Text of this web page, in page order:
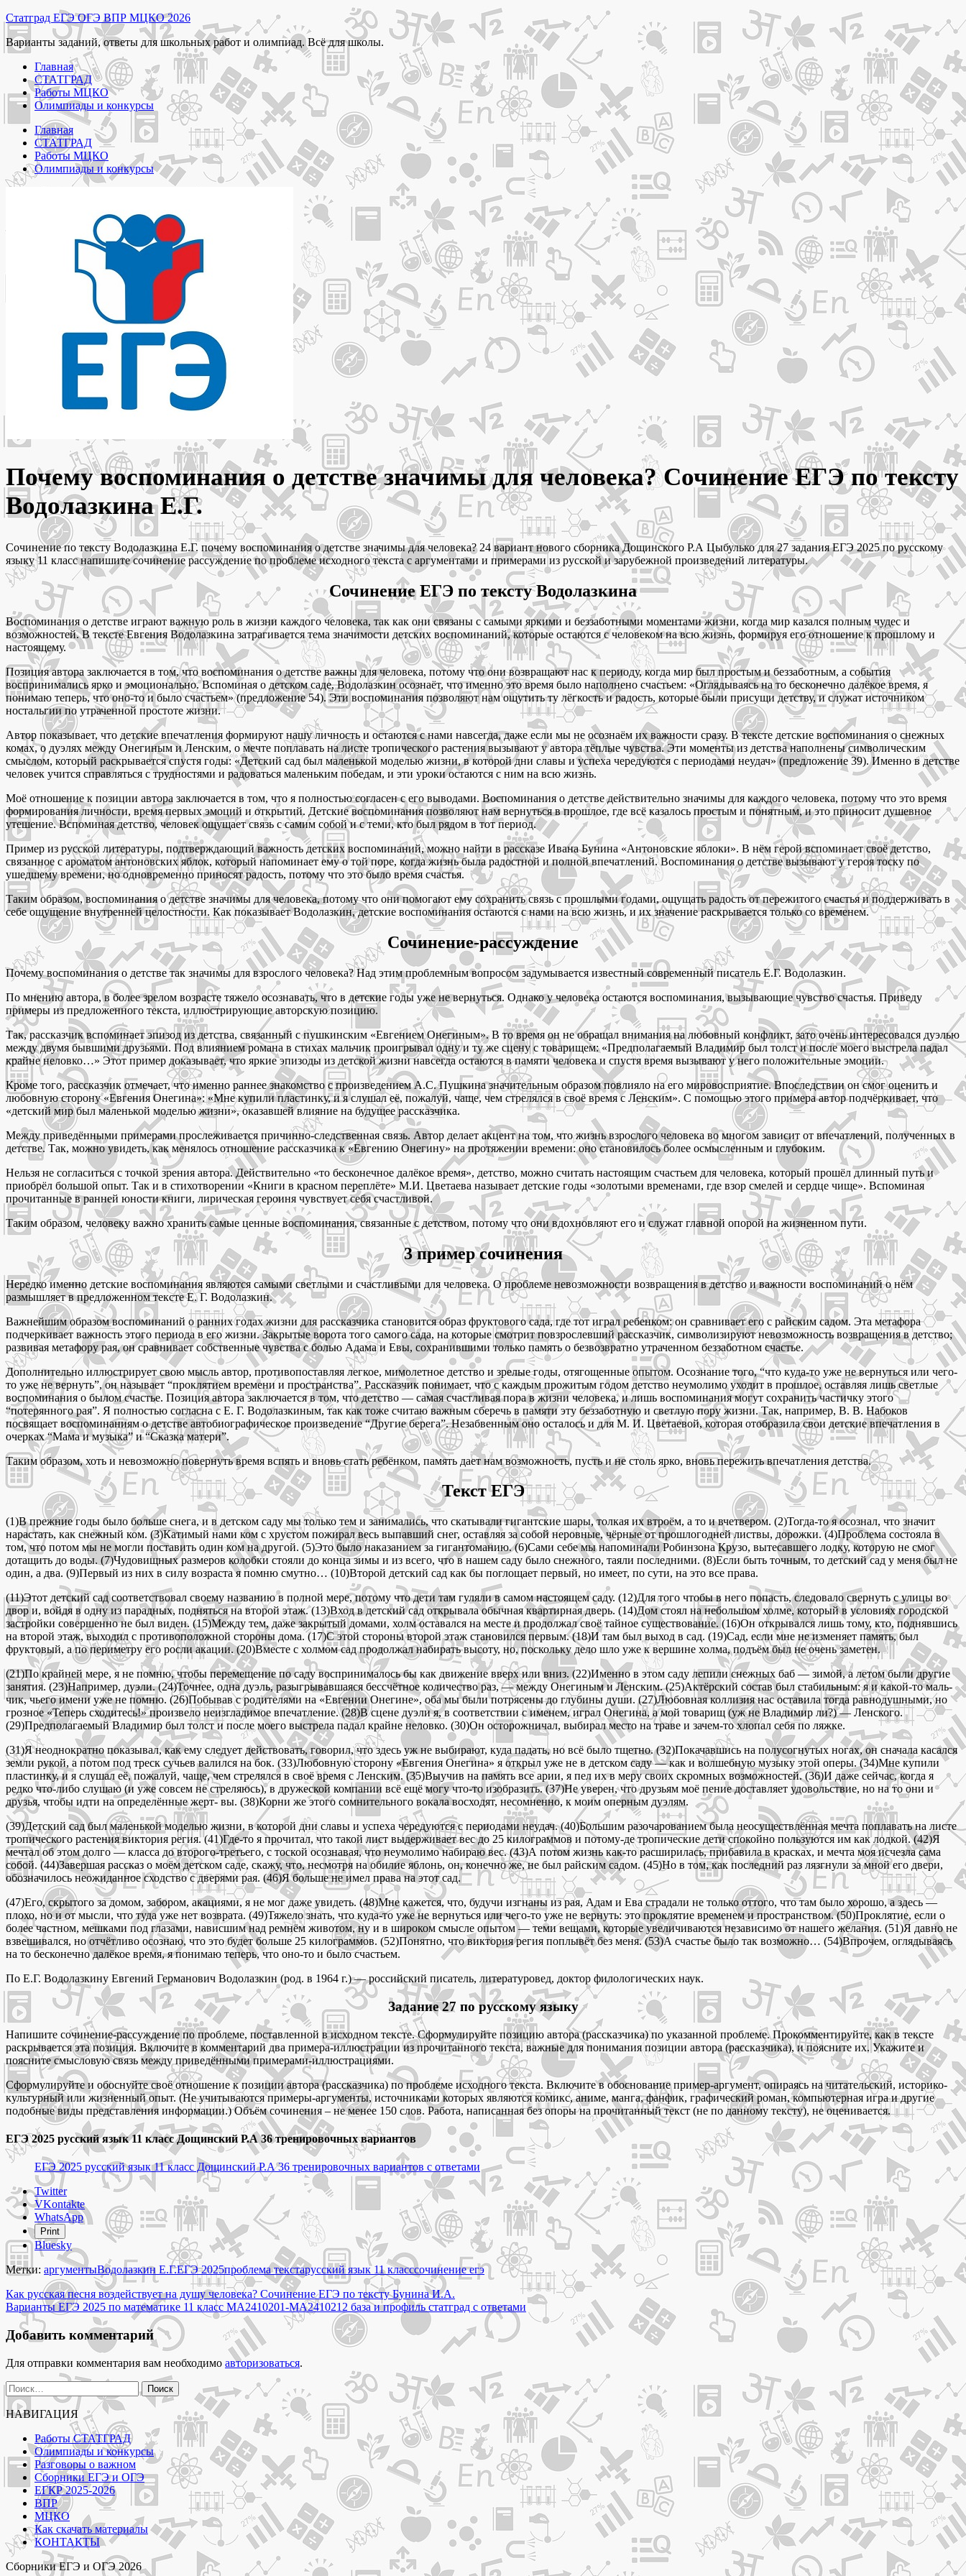
Перейти
к
содержимому
Статград ЕГЭ ОГЭ ВПР МЦКО 2026
Варианты заданий, ответы для школьных работ и олимпиад. Всё для школы.
Главная
СТАТГРАД
Работы МЦКО
Олимпиады и конкурсы
Главная
СТАТГРАД
Работы МЦКО
Олимпиады и конкурсы
Почему воспоминания о детстве значимы для человека? Сочинение ЕГЭ по тексту
Водолазкина Е.Г.
Сочинение по тексту Водолазкина Е.Г. почему воспоминания о детстве значимы для человека? 24 вариант нового сборника Дощинского Р.А Цыбулько для 27 задания ЕГЭ 2025 по русскому
языку 11 класс напишите сочинение рассуждение по проблеме исходного текста с аргументами и примерами из русской и зарубежной произведений литературы.
Сочинение ЕГЭ по тексту Водолазкина
Воспоминания о детстве играют важную роль в жизни каждого человека, так как они связаны с самыми яркими и беззаботными моментами жизни, когда мир казался полным чудес и
возможностей. В тексте Евгения Водолазкина затрагивается тема значимости детских воспоминаний, которые остаются с человеком на всю жизнь, формируя его отношение к прошлому и
настоящему.
Позиция автора заключается в том, что воспоминания о детстве важны для человека, потому что они возвращают нас к периоду, когда мир был простым и беззаботным, а события
воспринимались ярко и эмоционально. Вспоминая о детском саде, Водолазкин осознаёт, что именно это время было наполнено счастьем: «Оглядываясь на то бесконечно далёкое время, я
понимаю теперь, что оно-то и было счастьем» (предложение 54). Эти воспоминания позволяют нам ощутить ту лёгкость и радость, которые были присущи детству, и служат источником
ностальгии по утраченной простоте жизни.
Автор показывает, что детские впечатления формируют нашу личность и остаются с нами навсегда, даже если мы не осознаём их важности сразу. В тексте детские воспоминания о снежных
комах, о дуэлях между Онегиным и Ленским, о мечте поплавать на листе тропического растения вызывают у автора тёплые чувства. Эти моменты из детства наполнены символическим
смыслом, который раскрывается спустя годы: «Детский сад был маленькой моделью жизни, в которой дни славы и успеха чередуются с периодами неудач» (предложение 39). Именно в детстве
человек учится справляться с трудностями и радоваться маленьким победам, и эти уроки остаются с ним на всю жизнь.
Моё отношение к позиции автора заключается в том, что я полностью согласен с его выводами. Воспоминания о детстве действительно значимы для каждого человека, потому что это время
формирования личности, время первых эмоций и открытий. Детские воспоминания позволяют нам вернуться в прошлое, где всё казалось простым и понятным, и это приносит душевное
утешение. Вспоминая детство, человек ощущает связь с самим собой и с теми, кто был рядом в тот период.
Пример из русской литературы, подтверждающий важность детских воспоминаний, можно найти в рассказе Ивана Бунина «Антоновские яблоки». В нём герой вспоминает своё детство,
связанное с ароматом антоновских яблок, который напоминает ему о той поре, когда жизнь была радостной и полной впечатлений. Воспоминания о детстве вызывают у героя тоску по
ушедшему времени, но одновременно приносят радость, потому что это было время счастья.
Таким образом, воспоминания о детстве значимы для человека, потому что они помогают ему сохранить связь с прошлыми годами, ощущать радость от пережитого счастья и поддерживать в
себе ощущение внутренней целостности. Как показывает Водолазкин, детские воспоминания остаются с нами на всю жизнь, и их значение раскрывается только со временем.
Сочинение-рассуждение
Почему воспоминания о детстве так значимы для взрослого человека? Над этим проблемным вопросом задумывается известный современный писатель Е.Г. Водолазкин.
По мнению автора, в более зрелом возрасте тяжело осознавать, что в детские годы уже не вернуться. Однако у человека остаются воспоминания, вызывающие чувство счастья. Приведу
примеры из предложенного текста, иллюстрирующие авторскую позицию.
Так, рассказчик вспоминает эпизод из детства, связанный с пушкинским «Евгением Онегиным». В то время он не обращал внимания на любовный конфликт, зато очень интересовался дуэлью
между двумя бывшими друзьями. Под влиянием романа в стихах мальчик проигрывал одну и ту же сцену с товарищем: «Предполагаемый Владимир был толст и после моего выстрела падал
крайне неловко…» Этот пример доказывает, что яркие эпизоды из детской жизни навсегда остаются в памяти человека и спустя время вызывают у него положительные эмоции.
Кроме того, рассказчик отмечает, что именно раннее знакомство с произведением А.С. Пушкина значительным образом повлияло на его мировосприятие. Впоследствии он смог оценить и
любовную сторону «Евгения Онегина»: «Мне купили пластинку, и я слушал её, пожалуй, чаще, чем стрелялся в своё время с Ленским». С помощью этого примера автор подчёркивает, что
«детский мир был маленькой моделью жизни», оказавшей влияние на будущее рассказчика.
Между приведёнными примерами прослеживается причинно-следственная связь. Автор делает акцент на том, что жизнь взрослого человека во многом зависит от впечатлений, полученных в
детстве. Так, можно увидеть, как менялось отношение рассказчика к «Евгению Онегину» на протяжении времени: оно становилось более осмысленным и глубоким.
Нельзя не согласиться с точкой зрения автора. Действительно «то бесконечное далёкое время», детство, можно считать настоящим счастьем для человека, который прошёл длинный путь и
приобрёл большой опыт. Так и в стихотворении «Книги в красном переплёте» М.И. Цветаева называет детские годы «золотыми временами, где взор смелей и сердце чище». Вспоминая
прочитанные в ранней юности книги, лирическая героиня чувствует себя счастливой.
Таким образом, человеку важно хранить самые ценные воспоминания, связанные с детством, потому что они вдохновляют его и служат главной опорой на жизненном пути.
3 пример сочинения
Нередко именно детские воспоминания являются самыми светлыми и счастливыми для человека. О проблеме невозможности возвращения в детство и важности воспоминаний о нём
размышляет в предложенном тексте Е. Г. Водолазкин.
Важнейшим образом воспоминаний о ранних годах жизни для рассказчика становится образ фруктового сада, где тот играл ребенком: он сравнивает его с райским садом. Эта метафора
подчеркивает важность этого периода в его жизни. Закрытые ворота того самого сада, на которые смотрит повзрослевший рассказчик, символизируют невозможность возвращения в детство;
развивая метафору рая, он сравнивает собственные чувства с болью Адама и Евы, сохранившими только память о безвозвратно утраченном беззаботном счастье.
Дополнительно иллюстрирует свою мысль автор, противопоставляя легкое, мимолетное детство и зрелые годы, отягощенные опытом. Осознание того, “что куда-то уже не вернуться или чего-
то уже не вернуть”, он называет “проклятием времени и пространства”. Рассказчик понимает, что с каждым прожитым годом детство неумолимо уходит в прошлое, оставляя лишь светлые
воспоминания о былом счастье. Позиция автора заключается в том, что детство — самая счастливая пора в жизни человека, и лишь воспоминания могут сохранить частичку этого
“потерянного рая”. Я полностью согласна с Е. Г. Водолазкиным, так как тоже считаю важным сберечь в памяти эту беззаботную и светлую пору жизни. Так, например, В. В. Набоков
посвящает воспоминаниям о детстве автобиографическое произведение “Другие берега”. Незабвенным оно осталось и для М. И. Цветаевой, которая отобразила свои детские впечатления в
очерках “Мама и музыка” и “Сказка матери”.
Таким образом, хоть и невозможно повернуть время вспять и вновь стать ребёнком, память дает нам возможность, пусть и не столь ярко, вновь пережить впечатления детства.
Текст ЕГЭ
(1)В прежние годы было больше снега, и в детском саду мы только тем и занимались, что скатывали гигантские шары, толкая их втроём, а то и вчетвером. (2)Тогда-то я осознал, что значит
нарастать, как снежный ком. (3)Катимый нами ком с хрустом пожирал весь выпавший снег, оставляя за собой неровные, чёрные от прошлогодней листвы, дорожки. (4)Проблема состояла в
том, что потом мы не могли поставить один ком на другой. (5)Это было наказанием за гигантоманию. (6)Сами себе мы напоминали Робинзона Крузо, вытесавшего лодку, которую не смог
дотащить до воды. (7)Чудовищных размеров колобки стояли до конца зимы и из всего, что в нашем саду было снежного, таяли последними. (8)Если быть точным, то детский сад у меня был не
один, а два. (9)Первый из них в силу возраста я помню смутно… (10)Второй детский сад как бы поглощает первый, но имеет, по сути, на это все права.
(11)Этот детский сад соответствовал своему названию в полной мере, потому что дети там гуляли в самом настоящем саду. (12)Для того чтобы в него попасть, следовало свернуть с улицы во
двор и, войдя в одну из парадных, подняться на второй этаж. (13)Вход в детский сад открывала обычная квартирная дверь. (14)Дом стоял на небольшом холме, который в условиях городской
застройки совершенно не был виден. (15)Между тем, даже закрытый домами, холм оставался на месте и продолжал своё тайное существование. (16)Он открывался лишь тому, кто, поднявшись
на второй этаж, выходил с противоположной стороны дома. (17)С этой стороны второй этаж становился первым. (18)И там был выход в сад. (19)Сад, если мне не изменяет память, был
фруктовый, а по периметру его росли акации. (20)Вместе с холмом сад продолжал набирать высоту, но, поскольку дело шло уже к вершине холма, подъём был не очень заметен.
(21)По крайней мере, я не помню, чтобы перемещение по саду воспринималось бы как движение вверх или вниз. (22)Именно в этом саду лепили снежных баб — зимой, а летом были другие
занятия. (23)Например, дуэли. (24)Точнее, одна дуэль, разыгрывавшаяся бессчётное количество раз, — между Онегиным и Ленским. (25)Актёрский состав был стабильным: я и какой-то маль-
чик, чьего имени уже не помню. (26)Побывав с родителями на «Евгении Онегине», оба мы были потрясены до глубины души. (27)Любовная коллизия нас оставила тогда равнодушными, но
грозное «Теперь сходитесь!» произвело неизгладимое впечатление. (28)В сцене дуэли я, в соответствии с именем, играл Онегина, а мой товарищ (уж не Владимир ли?) — Ленского.
(29)Предполагаемый Владимир был толст и после моего выстрела падал крайне неловко. (30)Он осторожничал, выбирал место на траве и зачем-то хлопал себя по ляжке.
(31)Я неоднократно показывал, как ему следует действовать, говорил, что здесь уж не выбирают, куда падать, но всё было тщетно. (32)Покачавшись на полусогнутых ногах, он сначала касался
земли рукой, а потом под треск сучьев валился на бок. (33)Любовную сторону «Евгения Онегина» я открыл уже не в детском саду — как и волшебную музыку этой оперы. (34)Мне купили
пластинку, и я слушал её, пожалуй, чаще, чем стрелялся в своё время с Ленским. (35)Выучив на память все арии, я пел их в меру своих скромных возможностей. (36)И даже сейчас, когда я
редко что-либо слушаю (и уже совсем не стреляюсь), в дружеской компании всё ещё могу что-то изобразить. (37)Не уверен, что друзьям моё пение доставляет удовольствие, но на то они и
друзья, чтобы идти на определённые жерт- вы. (38)Корни же этого сомнительного вокала восходят, несомненно, к моим оперным дуэлям.
(39)Детский сад был маленькой моделью жизни, в которой дни славы и успеха чередуются с периодами неудач. (40)Большим разочарованием была неосуществлённая мечта поплавать на листе
тропического растения виктория регия. (41)Где-то я прочитал, что такой лист выдерживает вес до 25 килограммов и потому-де тропические дети спокойно пользуются им как лодкой. (42)Я
мечтал об этом долго — класса до второго-третьего, с тоской осознавая, что неумолимо набираю вес. (43)А потом жизнь как-то расширилась, прибавила в красках, и мечта моя исчезла сама
собой. (44)Завершая рассказ о моём детском саде, скажу, что, несмотря на обилие яблонь, он, конечно же, не был райским садом. (45)Но в том, как последний раз лязгнули за мной его двери,
обозначилось неожиданное сходство с дверями рая. (46)Я больше не имел права на этот сад.
(47)Его, скрытого за домом, забором, акациями, я не мог даже увидеть. (48)Мне кажется, что, будучи изгнаны из рая, Адам и Ева страдали не только оттого, что там было хорошо, а здесь —
плохо, но и от мысли, что туда уже нет возврата. (49)Тяжело знать, что куда-то уже не вернуться или чего-то уже не вернуть: это проклятие временем и пространством. (50)Проклятие, если о
более частном, мешками под глазами, нависшим над ремнём животом, ну и в широком смысле опытом — теми вещами, которые увеличиваются независимо от нашего желания. (51)Я давно не
взвешивался, но отчётливо осознаю, что это будет больше 25 килограммов. (52)Понятно, что виктория регия поплывёт без меня. (53)А счастье было так возможно… (54)Впрочем, оглядываясь
на то бесконечно далёкое время, я понимаю теперь, что оно-то и было счастьем.
По Е.Г. Водолазкину Евгений Германович Водолазкин (род. в 1964 г.) — российский писатель, литературовед, доктор филологических наук.
Задание 27 по русскому языку
Напишите сочинение-рассуждение по проблеме, поставленной в исходном тексте. Сформулируйте позицию автора (рассказчика) по указанной проблеме. Прокомментируйте, как в тексте
раскрывается эта позиция. Включите в комментарий два примера-иллюстрации из прочитанного текста, важные для понимания позиции автора (рассказчика), и поясните их. Укажите и
поясните смысловую связь между приведёнными примерами-иллюстрациями.
Сформулируйте и обоснуйте своё отношение к позиции автора (рассказчика) по проблеме исходного текста. Включите в обоснование пример-аргумент, опираясь на читательский, историко-
культурный или жизненный опыт. (Не учитываются примеры-аргументы, источниками которых являются комикс, аниме, манга, фанфик, графический роман, компьютерная игра и другие
подобные виды представления информации.) Объём сочинения – не менее 150 слов. Работа, написанная без опоры на прочитанный текст (не по данному тексту), не оценивается.
ЕГЭ 2025 русский язык 11 класс Дощинский Р.А 36 тренировочных вариантов
ЕГЭ 2025 русский язык 11 класс Дощинский Р.А 36 тренировочных вариантов с ответами
Share
the
post
"Почему
воспоминания
о
детстве
для
человека?
Сочинение
ЕГЭ
по
тексту
Водолазкина
Е.Г."
Twitter
VKontakte
WhatsApp
Print
Bluesky
Метки: аргументыВодолазкин Е.Г.ЕГЭ 2025проблема текстарусский язык 11 класссочинение егэ
Навигация
по
записям
Как русская песня воздействует на душу человека? Сочинение ЕГЭ по тексту Бунина И.А.
Варианты ЕГЭ 2025 по математике 11 класс МА2410201-МА2410212 база и профиль статград с ответами
Добавить комментарий
Для отправки комментария вам необходимо авторизоваться.
Найти:
НАВИГАЦИЯ
Работы СТАТГРАД
Олимпиады и конкурсы
Разговоры о важном
Сборники ЕГЭ и ОГЭ
ЕГКР 2025-2026
ВПР
МЦКО
Как скачать материалы
КОНТАКТЫ
Сборники ЕГЭ и ОГЭ 2026